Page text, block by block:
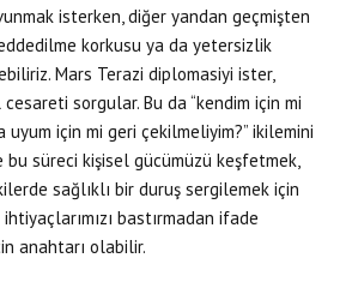
isterken, diğer yandan geçmişten
korkusu ya da yetersizlik
Mars Terazi diplomasiyi ister,
sorgular. Bu da “kendim için mi
uyum için mi geri çekilmeliyim?” ikilemini
bu süreci kişisel gücümüzü keşfetmek,
sağlıklı bir duruş sergilemek için
bastırmadan ifade
anahtarı olabilir.